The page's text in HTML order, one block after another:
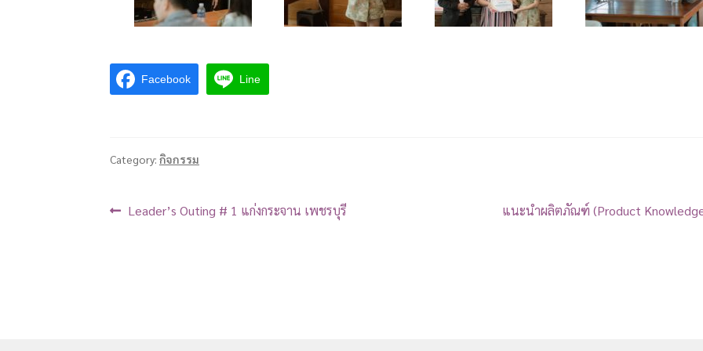
Facebook Line
Category:กิจกรรม
Leader’s Outing # 1 แก่งกระจาน เพชรบุรี แนะนำผลิตภัณฑ์ (Product